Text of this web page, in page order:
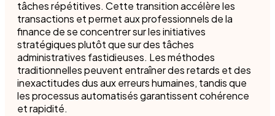
tâches répétitives. Cette transition accélère les
transactions et permet aux professionnels de la
finance de se concentrer sur les initiatives
stratégiques plutôt que sur des tâches
administratives fastidieuses. Les méthodes
traditionnelles peuvent entraîner des retards et des
inexactitudes dus aux erreurs humaines, tandis que
les processus automatisés garantissent cohérence
et rapidité.